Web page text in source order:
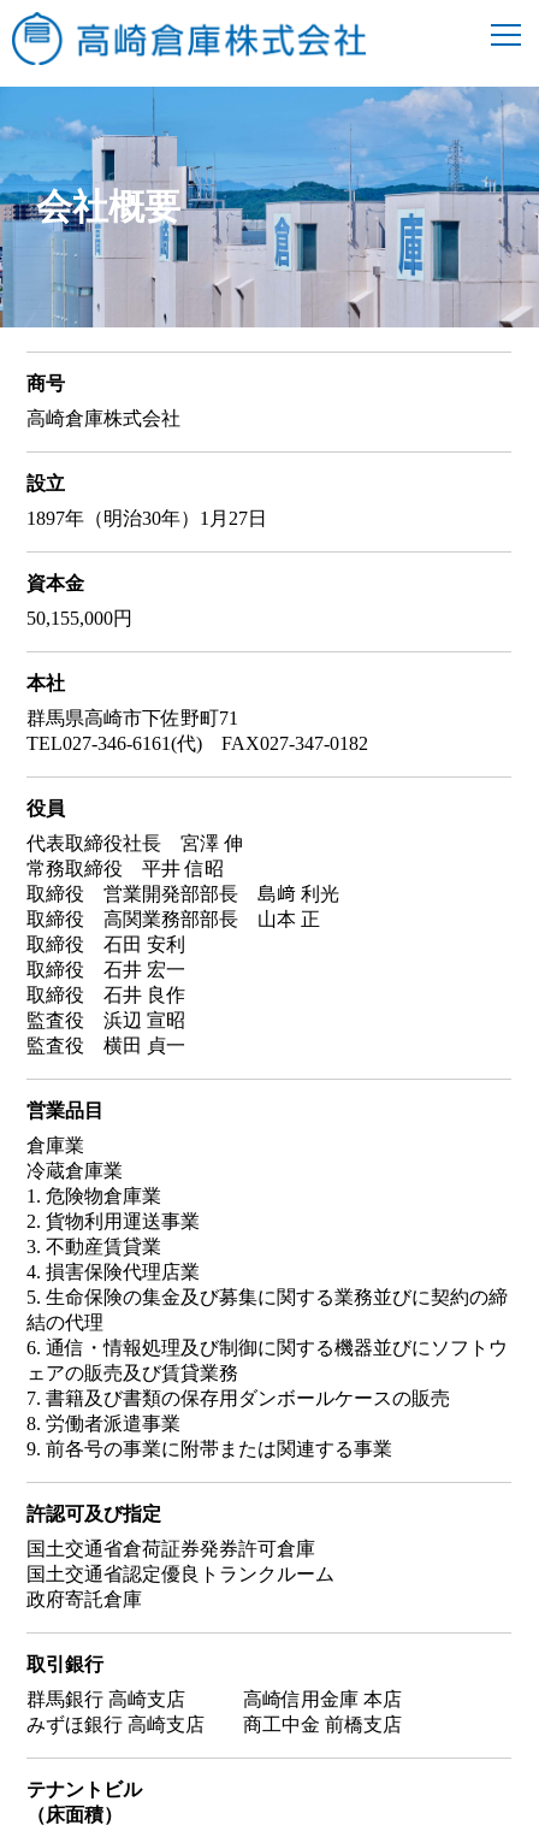
会社概要
商号
高崎倉庫株式会社
設立
1897年（明治30年）1月27日
資本金
50,155,000円
本社
群馬県高崎市下佐野町71
TEL027-346-6161(代) FAX027-347-0182
役員
代表取締役社長 宮澤 伸
常務取締役 平井 信昭
取締役 営業開発部部長 島﨑 利光
取締役 高関業務部部長 山本 正
取締役 石田 安利
取締役 石井 宏一
取締役 石井 良作
監査役 浜辺 宣昭
監査役 横田 貞一
営業品目
倉庫業
冷蔵倉庫業
1. 危険物倉庫業
2. 貨物利用運送事業
3. 不動産賃貸業
4. 損害保険代理店業
5. 生命保険の集金及び募集に関する業務並びに契約の締
結の代理
6. 通信・情報処理及び制御に関する機器並びにソフトウ
ェアの販売及び賃貸業務
7. 書籍及び書類の保存用ダンボールケースの販売
8. 労働者派遣事業
9. 前各号の事業に附帯または関連する事業
許認可及び指定
国土交通省倉荷証券発券許可倉庫
国土交通省認定優良トランクルーム
政府寄託倉庫
取引銀行
群馬銀行 高崎支店 高崎信用金庫 本店
みずほ銀行 高崎支店 商工中金 前橋支店
テナントビル
（床面積）